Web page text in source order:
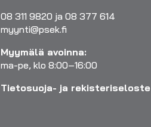
08 311 9820 ja 08 377 614
myynti@psek.fi
Myymälä avoinna:
ma-pe, klo 8:00–16:00
Tietosuoja- ja rekisteriseloste